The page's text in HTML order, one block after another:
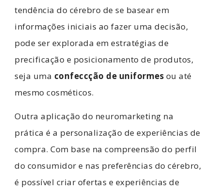
tendência do cérebro de se basear em
informações iniciais ao fazer uma decisão,
pode ser explorada em estratégias de
precificação e posicionamento de produtos,
seja uma confeccção de uniformes ou até
mesmo cosméticos.
Outra aplicação do neuromarketing na
prática é a personalização de experiências de
compra. Com base na compreensão do perfil
do consumidor e nas preferências do cérebro,
é possível criar ofertas e experiências de